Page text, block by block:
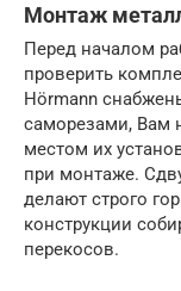
Монтаж
Перед началом
проверить
Hörmann
саморезами, Вам
местом их
при монтаже.
делают строго
конструкции
перекосов.